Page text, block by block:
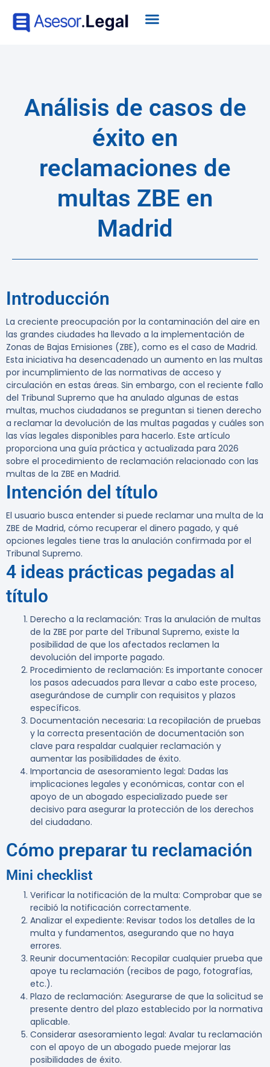
Análisis de casos de
éxito en
reclamaciones de
multas ZBE en
Madrid
Introducción
La creciente preocupación por la contaminación del aire en
las grandes ciudades ha llevado a la implementación de
Zonas de Bajas Emisiones (ZBE), como es el caso de Madrid.
Esta iniciativa ha desencadenado un aumento en las multas
por incumplimiento de las normativas de acceso y
circulación en estas áreas. Sin embargo, con el reciente fallo
del Tribunal Supremo que ha anulado algunas de estas
multas, muchos ciudadanos se preguntan si tienen derecho
a reclamar la devolución de las multas pagadas y cuáles son
las vías legales disponibles para hacerlo. Este artículo
proporciona una guía práctica y actualizada para 2026
sobre el procedimiento de reclamación relacionado con las
multas de la ZBE en Madrid.
Intención del título
El usuario busca entender si puede reclamar una multa de la
ZBE de Madrid, cómo recuperar el dinero pagado, y qué
opciones legales tiene tras la anulación confirmada por el
Tribunal Supremo.
4 ideas prácticas pegadas al
título
Derecho a la reclamación: Tras la anulación de multas
de la ZBE por parte del Tribunal Supremo, existe la
posibilidad de que los afectados reclamen la
devolución del importe pagado.
Procedimiento de reclamación: Es importante conocer
los pasos adecuados para llevar a cabo este proceso,
asegurándose de cumplir con requisitos y plazos
específicos.
Documentación necesaria: La recopilación de pruebas
y la correcta presentación de documentación son
clave para respaldar cualquier reclamación y
aumentar las posibilidades de éxito.
Importancia de asesoramiento legal: Dadas las
implicaciones legales y económicas, contar con el
apoyo de un abogado especializado puede ser
decisivo para asegurar la protección de los derechos
del ciudadano.
Cómo preparar tu reclamación
Mini checklist
Verificar la notificación de la multa: Comprobar que se
recibió la notificación correctamente.
Analizar el expediente: Revisar todos los detalles de la
multa y fundamentos, asegurando que no haya
errores.
Reunir documentación: Recopilar cualquier prueba que
apoye tu reclamación (recibos de pago, fotografías,
etc.).
Plazo de reclamación: Asegurarse de que la solicitud se
presente dentro del plazo establecido por la normativa
aplicable.
Considerar asesoramiento legal: Avalar tu reclamación
con el apoyo de un abogado puede mejorar las
posibilidades de éxito.